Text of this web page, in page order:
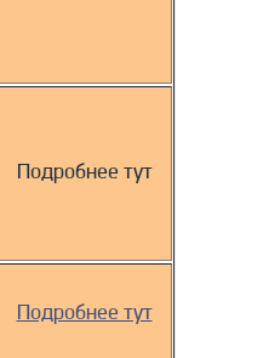
Подробнее тут
Подробнее тут